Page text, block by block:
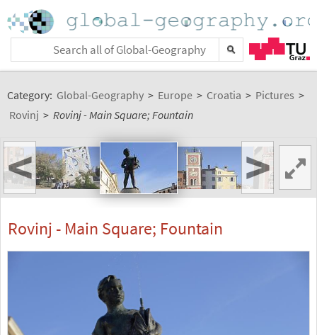
Category: Global-Geography > Europe > Croatia > Pictures >
Rovinj > Rovinj - Main Square; Fountain
< >
Rovinj - Main Square; Fountain